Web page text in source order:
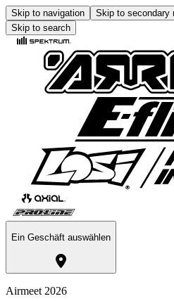
Skip to navigation Skip to secondary
Skip to search
Ein Geschäft auswählen
Airmeet 2026